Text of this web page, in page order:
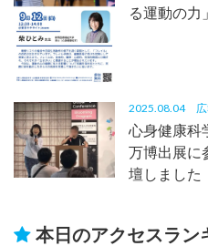
る運動の力
2025.08.04
心身健康科
万博出展に
壇しました
本日のアクセスラン